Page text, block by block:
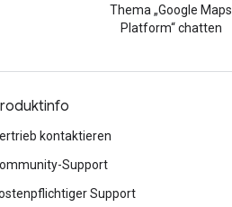
Thema „Google Maps
Platform“ chatten
kontaktieren
Support
Support